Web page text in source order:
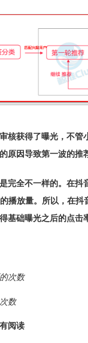
核获得了曝光，不
原因导致第一波的推
完全不一样的。在
播放量。所以，在
基础曝光之后的点击
次数
数
阅读